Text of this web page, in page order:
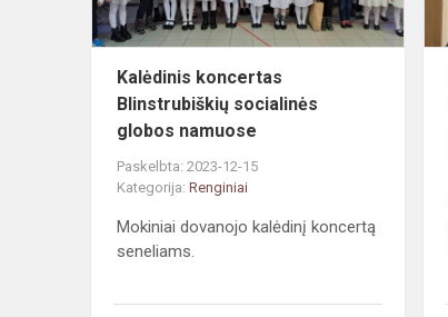
Kalėdinis koncertas
Blinstrubiškių socialinės
globos namuose
Paskelbta: 2023-12-15
Kategorija: Renginiai
Mokiniai dovanojo kalėdinį koncertą
seneliams.